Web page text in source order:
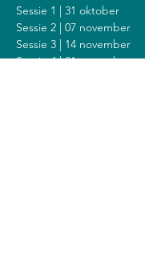
Sessie 1 | 31 oktober
Sessie 2 | 07 november
Sessie 3 | 14 november
Sessie 4 | 21 november